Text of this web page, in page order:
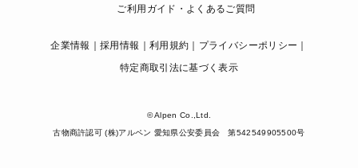
ご利用ガイド・よくあるご質問
企業情報 採用情報 利用規約
プライバシーポリシー
特定商取引法に基づく表示
© Alpen Co.,Ltd.
古物商許認可 (株)アルペン 愛知県公安委員会 第542549905500号